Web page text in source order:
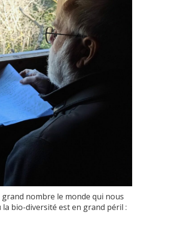
nombre le monde qui nous
bio-diversité est en grand péril :